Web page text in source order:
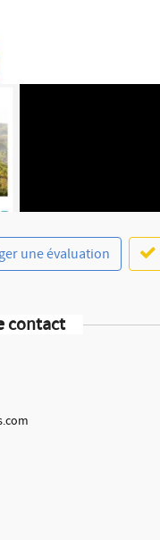
une évaluation
contact